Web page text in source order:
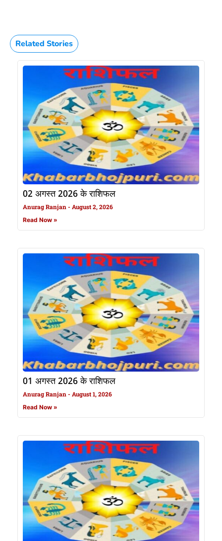
Related Stories
02 अगस्त 2026 के राशिफल
Anurag Ranjan August 2, 2026
Read Now »
01 अगस्त 2026 के राशिफल
Anurag Ranjan August 1, 2026
Read Now »